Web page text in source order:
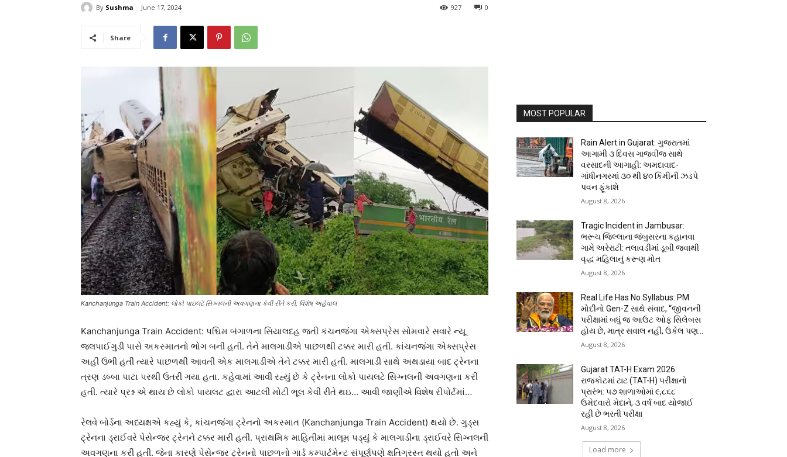
By Sushma June 17, 2024 0
927
Share
Kanchanjunga Train Accident: લોકો પાઇલટે સિગ્નલની અવગણના કેવી રીતે કરી, વિશેષ અહેવાલ
Kanchanjunga Train Accident: પશ્ચિમ બંગાળના સિયાલદહ જતી કંચનજંગા એક્સપ્રેસ સોમવારે સવારે ન્યૂ
જલપાઈગુડી પાસે અકસ્માતનો ભોગ બની હતી. તેને માલગાડીએ પાછળથી ટક્કર મારી હતી. કાંચનજંગા એક્સપ્રેસ
અહીં ઉભી હતી ત્યારે પાછળથી આવતી એક માલગાડીએ તેને ટક્કર મારી હતી. માલગાડી સાથે અથડાયા બાદ ટ્રેનના
ત્રણ ડબ્બા પાટા પરથી ઉતરી ગયા હતા. કહેવામાં આવી રહ્યું છે કે ટ્રેનના લોકો પાયલટે સિગ્નલની અવગણના કરી
હતી. ત્યારે પ્રશ્ન એ થાય છે લોકો પાયલટ દ્વારા આટલી મોટી ભૂલ કેવી રીતે થઇ… આવી જાણીએ વિશેષ રીપોર્ટમાં…
રેલવે બોર્ડના અધ્યક્ષએ કહ્યું કે, કાંચનજંગા ટ્રેનનો અકસ્માત (Kanchanjunga Train Accident) થયો છે. ગુડ્સ
ટ્રેનના ડ્રાઈવરે પેસેન્જર ટ્રેનને ટક્કર મારી હતી. પ્રાથમિક માહિતીમાં માલૂમ પડ્યું કે માલગાડીના ડ્રાઈવરે સિગ્નલની
અવગણના કરી હતી. જેના કારણે પેસેન્જર ટ્રેનનો પાછળનો ગાર્ડ કમ્પાર્ટમેન્ટ સંપૂર્ણપણે ક્ષતિગ્રસ્ત થયો હતો અને
MOST POPULAR
Rain Alert in Gujarat: ગુજરાતમાં
આગામી ૩ દિવસ ગાજવીજ સાથે
વરસાદની આગાહી: અમદાવાદ-
ગાંધીનગરમાં ૩૦ થી ૪૦ કિમીની ઝડપે
પવન ફૂંકાશે
August 8, 2026
Tragic Incident in Jambusar:
ભરૂચ જિલ્લાના જંબુસરના કહાનવા
ગામે અરેરાટી: તલાવડીમાં ડૂબી જવાથી
વૃદ્ધ મહિલાનું કરૂણ મોત
August 8, 2026
Real Life Has No Syllabus: PM
મોદીનો Gen-Z સાથે સંવાદ, “જીવનની
પરીક્ષામાં બધું જ આઉટ ઓફ સિલેબસ
હોય છે, માત્ર સવાલ નહીં, ઉકેલ પણ...
August 8, 2026
Gujarat TAT-H Exam 2026:
રાજકોટમાં ટાટ (TAT-H) પરીક્ષાનો
પ્રારંભ: ૫૭ શાળાઓમાં ૯,૮૬૮
ઉમેદવારો મેદાને, ૩ વર્ષ બાદ યોજાઈ
રહી છે ભરતી પરીક્ષા
August 8, 2026
Load more